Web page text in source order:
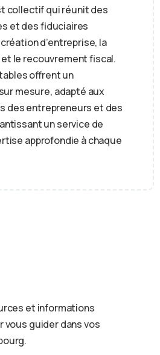
collectif qui réunit des
et des fiduciaires
d’entreprise, la
le recouvrement fiscal.
offrent un
mesure, adapté aux
des entrepreneurs et des
un service de
approfondie à chaque
et informations
vous guider dans vos